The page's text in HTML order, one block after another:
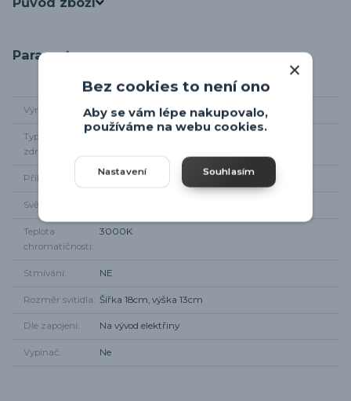
Parametry
Výrobce Trio-leuchten
Typ světelného
zdroje
Příkon 6,5W
Světelný tok
Teplota
chromatičnosti
3000K
Stmívání NE
Rozměr svítidla Šířka 18cm, výška 13cm
Dle zapojení Na vývod elektřiny
Vypínač Ne
Bez cookies to není ono
Aby se vám lépe nakupovalo,
používáme na webu cookies.
Nastavení Souhlasím